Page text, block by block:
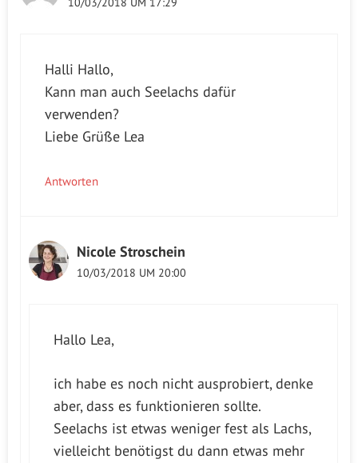
Halli Hallo,
Kann man auch Seelachs dafür
verwenden?
Liebe Grüße Lea
Antworten
Nicole Stroschein
10/03/2018 UM 20:00
Hallo Lea,
ich habe es noch nicht ausprobiert, denke
aber, dass es funktionieren sollte.
Seelachs ist etwas weniger fest als Lachs,
vielleicht benötigst du dann etwas mehr